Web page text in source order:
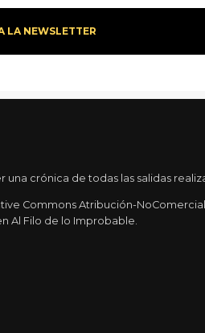
crónica de todas las salidas
Commons Atribución-
Al Filo de lo Improbable.